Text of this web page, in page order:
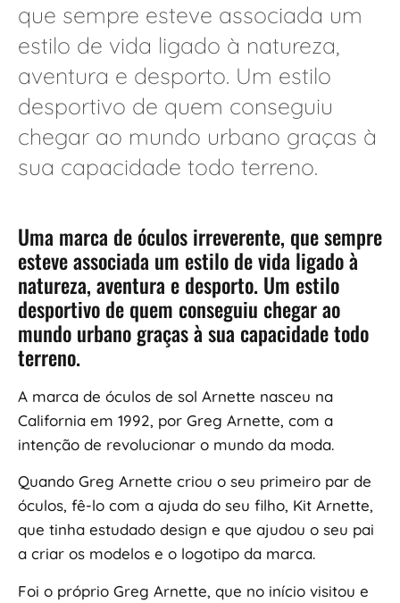
que sempre esteve associada um
estilo de vida ligado à natureza,
aventura e desporto. Um estilo
desportivo de quem conseguiu
chegar ao mundo urbano graças à
sua capacidade todo terreno.
Uma marca de óculos irreverente, que sempre
esteve associada um estilo de vida ligado à
natureza, aventura e desporto. Um estilo
desportivo de quem conseguiu chegar ao
mundo urbano graças à sua capacidade todo
terreno.
A marca de óculos de sol Arnette nasceu na
California em 1992, por Greg Arnette, com a
intenção de revolucionar o mundo da moda.
Quando Greg Arnette criou o seu primeiro par de
óculos, fê-lo com a ajuda do seu filho, Kit Arnette,
que tinha estudado design e que ajudou o seu pai
a criar os modelos e o logotipo da marca.
Foi o próprio Greg Arnette, que no início visitou e